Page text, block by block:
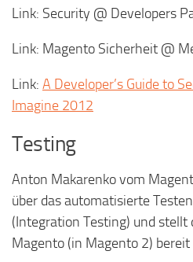
Link: Security @ Developers
Link: Magento Sicherheit @
Link: A Developer’s Guide to
Imagine 2012
Testing
Anton Makarenko vom
über das automatisierte
(Integration Testing) und stellt
Magento (in Magento 2)